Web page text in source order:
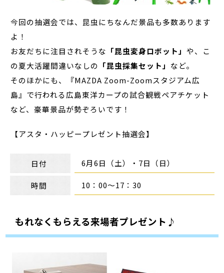
今回の抽選会では、昆虫にちなんだ景品も多数あります
よ！
お友だちに注目されそうな 「昆虫変身ロボット」や、こ
の夏大活躍間違いなしの 「昆虫採集セット」 など。
そのほかにも、『MAZDA Zoom-Zoomスタジアム広
島』で行われる広島東洋カープの試合観戦ペアチケット
など、豪華景品が勢ぞろいです！
【アスタ・ハッピープレゼント抽選会】
日付 6月6日（土）・7日（日）
時間 10：00～17：30
もれなくもらえる来場者プレゼント♪